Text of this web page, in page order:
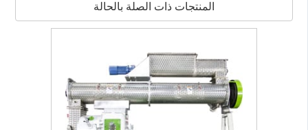
المنتجات ذات الصلة بالحالة